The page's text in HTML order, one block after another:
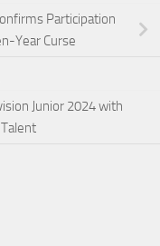
Participation
Year Curse
Junior 2024 with